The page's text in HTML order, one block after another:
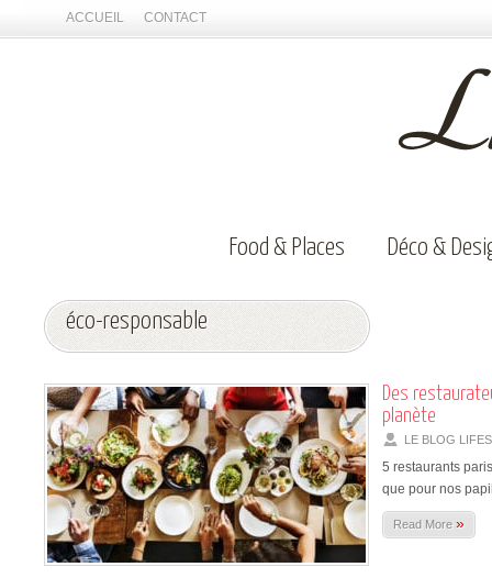
ACCUEIL CONTACT
Food & Places Déco &
éco-responsable
Des
planète
LE BLOG
5 restaurants
que pour nos
Read More »